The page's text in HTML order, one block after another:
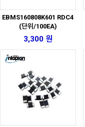
EBMS160808K601 RDC4
(단위/100EA)
3,300 원